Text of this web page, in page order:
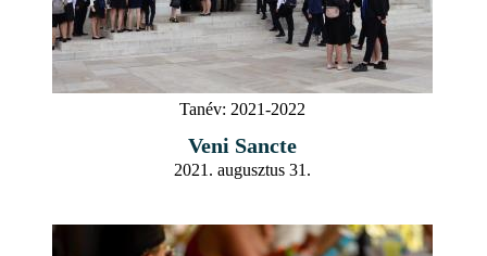
Tanév: 2021-2022
Veni Sancte
2021. augusztus 31.